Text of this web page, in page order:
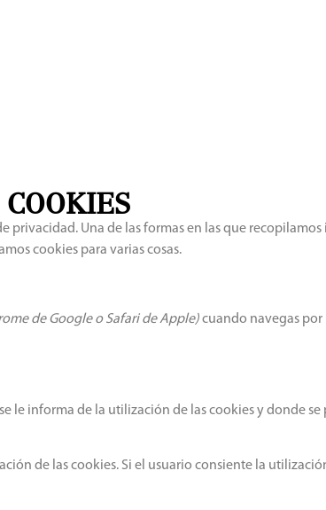
Una de las formas en las que
cookies para varias cosas.
de Google o Safari de Apple)cuando navegas por
le informa de la utilización de las cookies y donde se
de las cookies. Si el usuario consiente la